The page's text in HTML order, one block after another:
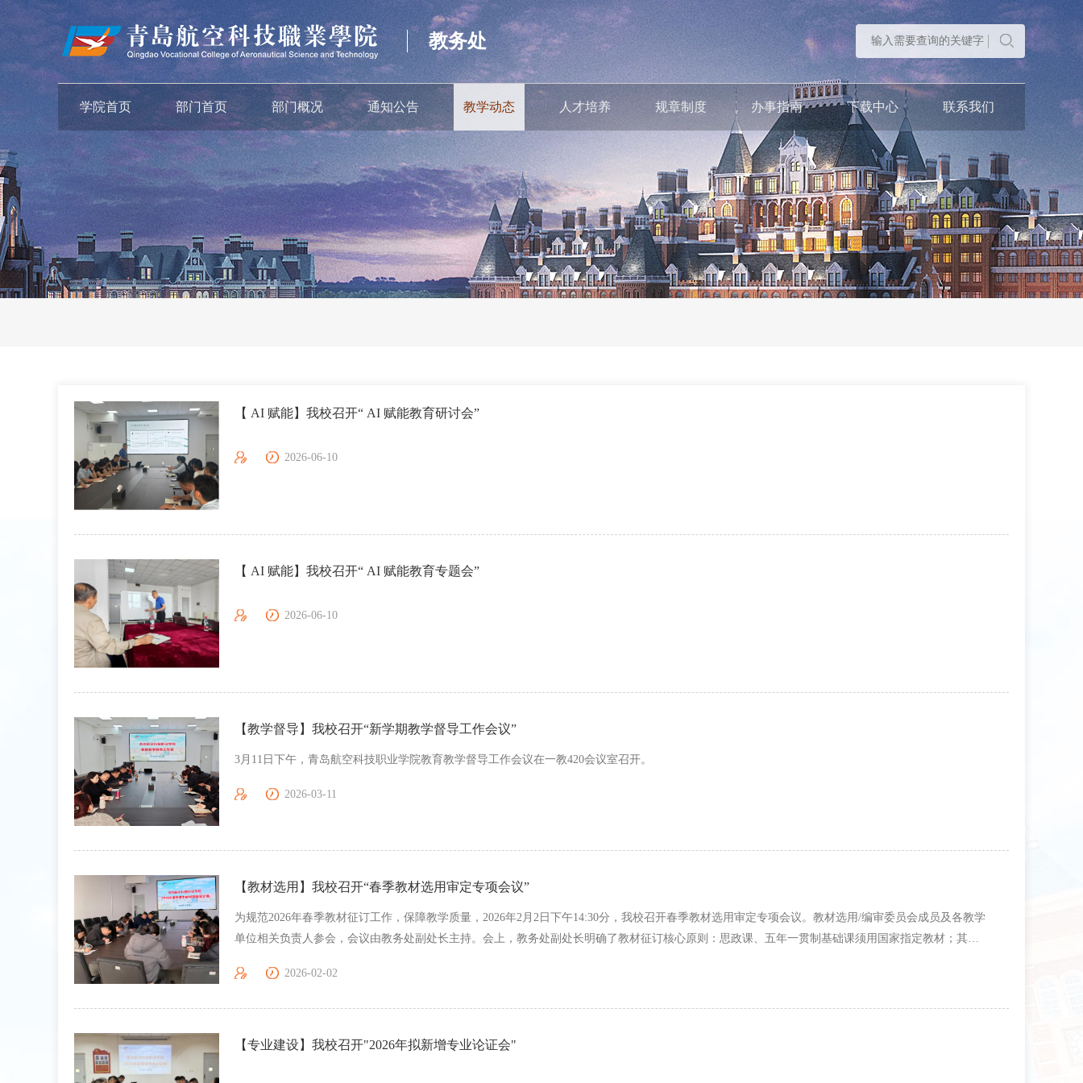
教务处
学院首页 部门首页 部门概况 通知公告 教学动态 人才培养 规章制度 办事指南 下载中心 联系我们
【 AI 赋能】我校召开“ AI 赋能教育研讨会”
2026-06-10
【 AI 赋能】我校召开“ AI 赋能教育专题会”
2026-06-10
【教学督导】我校召开“新学期教学督导工作会议”
3月11日下午，青岛航空科技职业学院教育教学督导工作会议在一教420会议室召开。
2026-03-11
【教材选用】我校召开“春季教材选用审定专项会议”
为规范2026年春季教材征订工作，保障教学质量，2026年2月2日下午14:30分，我校召开春季教材选用审定专项会议。教材选用/编审委员会成员及各教学
单位相关负责人参会，会议由教务处副处长主持。会上，教务处副处长明确了教材征订核心原则：思政课、五年一贯制基础课须用国家指定教材；其余
格遵循征订原则，优先选用合规新形态教材，对特殊情况选用传统教材作出说明。经审核，各单位方案均无异议，本次共审定教材121种。罗斌副校长作
2026-02-02
【专业建设】我校召开"2026年拟新增专业论证会"